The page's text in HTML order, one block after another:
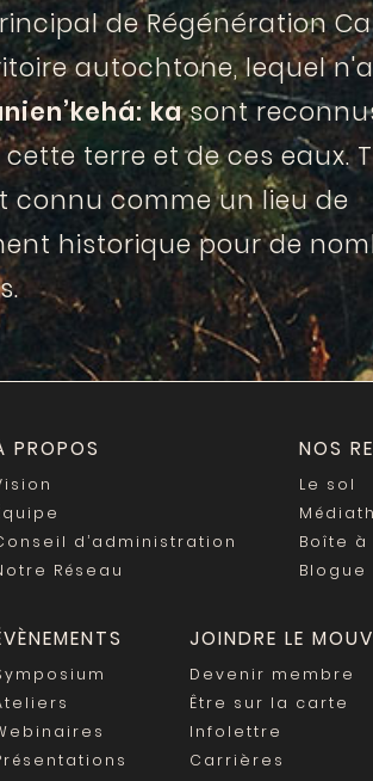
de Régénération
autochtone, lequel
kasont
terre et de ces eaux.
connu comme un lieu de
historique pour de
PROPOS
d’administration
Réseau
NOS
Le sol
Boîte à
Blogue
JOINDRE LE
Devenir membre
Être sur la carte
Infolettre
Carrières